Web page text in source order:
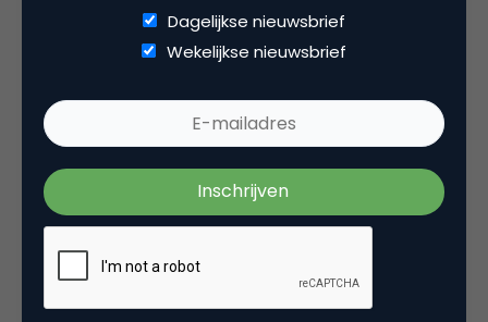
Marketing Design
Tags
usability & design
Dagelijkse nieuwsbrief
Wekelijkse nieuwsbrief